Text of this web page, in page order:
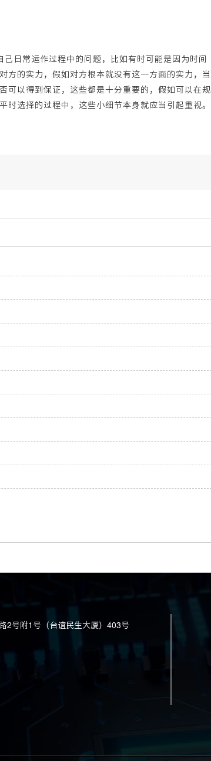
日常运作过程中的问题，比如有时可能是因为时间
方的实力，假如对方根本就没有这一方面的实力，当
可以得到保证，这些都是十分重要的，假如可以在规
选择的过程中，这些小细节本身就应当引起重视。
2号附1号（台谊民生大厦）403号